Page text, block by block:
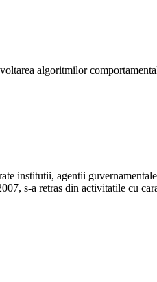
algoritmilor
institutii, agentii
s-a retras din activitatile cu